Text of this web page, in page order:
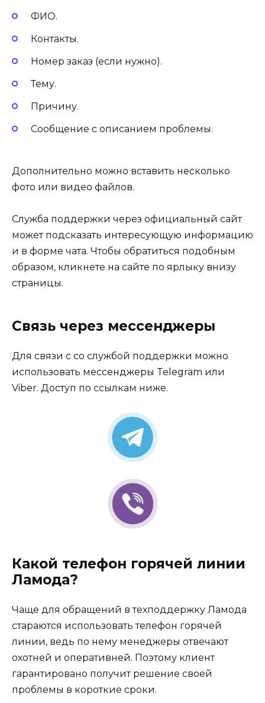
ФИО.
Контакты.
Номер заказ (если нужно).
Тему.
Причину.
Сообщение с описанием проблемы.
Дополнительно можно вставить несколько
фото или видео файлов.
Служба поддержки через официальный сайт
может подсказать интересующую информацию
и в форме чата. Чтобы обратиться подобным
образом, кликнете на сайте по ярлыку внизу
страницы.
Связь через мессенджеры
Для связи с со службой поддержки можно
использовать мессенджеры Telegram или
Viber. Доступ по ссылкам ниже.
Какой телефон горячей линии
Ламода?
Чаще для обращений в техподдержку Ламода
стараются использовать телефон горячей
линии, ведь по нему менеджеры отвечают
охотней и оперативней. Поэтому клиент
гарантировано получит решение своей
проблемы в короткие сроки.